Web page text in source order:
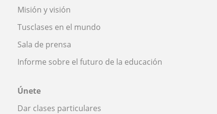
Misión y visión
Tusclases en el mundo
Sala de prensa
Informe sobre el futuro de la educación
Únete
Dar clases particulares